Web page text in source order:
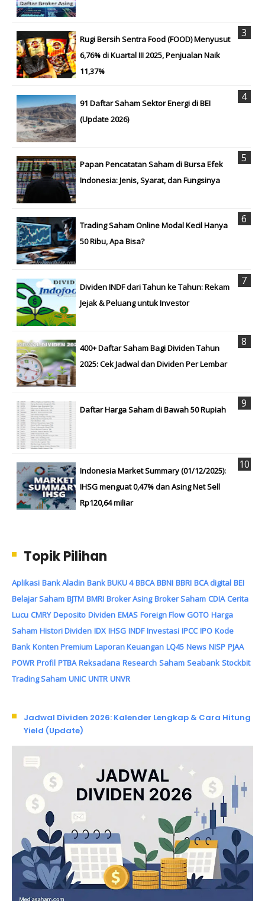
Rugi Bersih Sentra Food (FOOD) Menyusut
6,76% di Kuartal III 2025, Penjualan Naik
11,37%
91 Daftar Saham Sektor Energi di BEI
(Update 2026)
Papan Pencatatan Saham di Bursa Efek
Indonesia: Jenis, Syarat, dan Fungsinya
Trading Saham Online Modal Kecil Hanya
50 Ribu, Apa Bisa?
Dividen INDF dari Tahun ke Tahun: Rekam
Jejak & Peluang untuk Investor
400+ Daftar Saham Bagi Dividen Tahun
2025: Cek Jadwal dan Dividen Per Lembar
Daftar Harga Saham di Bawah 50 Rupiah
Indonesia Market Summary (01/12/2025):
IHSG menguat 0,47% dan Asing Net Sell
Rp120,64 miliar
Topik Pilihan
Aplikasi Bank Aladin Bank BUKU 4 BBCA BBNI BBRI BCA digital BEI
Belajar Saham BJTM BMRI Broker Asing Broker Saham CDIA Cerita
Lucu CMRY Deposito Dividen EMAS Foreign Flow GOTO Harga
Saham Histori Dividen IDX IHSG INDF Investasi IPCC IPO Kode
Bank Konten Premium Laporan Keuangan LQ45 News NISP PJAA
POWR Profil PTBA Reksadana Research Saham Seabank Stockbit
Trading Saham UNIC UNTR UNVR
Jadwal Dividen 2026: Kalender Lengkap & Cara Hitung
Yield (Update)